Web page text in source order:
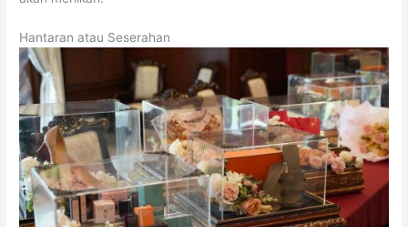
Hantaran atau Seserahan